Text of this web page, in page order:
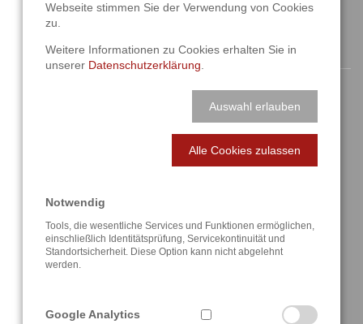
NAVIGATION
Lösungen
Referenzen
Anfahrt / Kontakt
Webseite stimmen Sie der Verwendung von Cookies
zu.
Weitere Informationen zu Cookies erhalten Sie in
unserer Datenschutzerklärung.
Auswahl erlauben
Alle Cookies zulassen
Notwendig
Tools, die wesentliche Services und Funktionen ermöglichen,
einschließlich Identitätsprüfung, Servicekontinuität und
Standortsicherheit. Diese Option kann nicht abgelehnt
werden.
Google Analytics